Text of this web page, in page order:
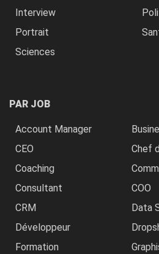
Interview
Portrait
Sciences
PAR JOB
Account Manager
CEO
Chef
Coaching
Consultant
COO
CRM
Data
Développeur
Formation